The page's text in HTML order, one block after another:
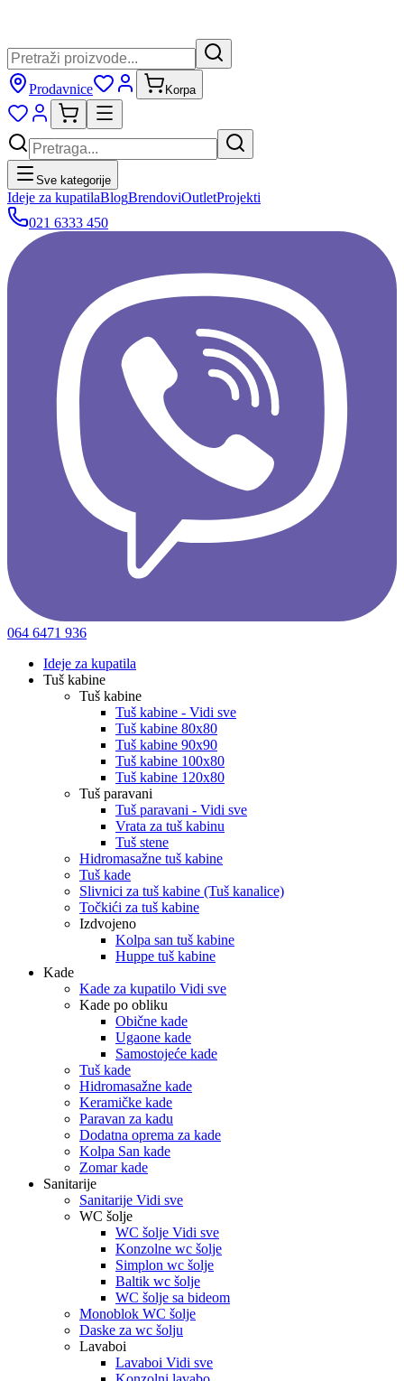
Prodavnice Korpa
Sve kategorije
Ideje za kupatilaBlogBrendoviOutletProjekti
021 6333 450
064 6471 936
Ideje za kupatila
Tuš kabine
Tuš kabine
Tuš kabine - Vidi sve
Tuš kabine 80x80
Tuš kabine 90x90
Tuš kabine 100x80
Tuš kabine 120x80
Tuš paravani
Tuš paravani - Vidi sve
Vrata za tuš kabinu
Tuš stene
Hidromasažne tuš kabine
Tuš kade
Slivnici za tuš kabine (Tuš kanalice)
Točkići za tuš kabine
Izdvojeno
Kolpa san tuš kabine
Huppe tuš kabine
Kade
Kade za kupatilo Vidi sve
Kade po obliku
Obične kade
Ugaone kade
Samostojeće kade
Tuš kade
Hidromasažne kade
Keramičke kade
Paravan za kadu
Dodatna oprema za kade
Kolpa San kade
Zomar kade
Sanitarije
Sanitarije Vidi sve
WC šolje
WC šolje Vidi sve
Konzolne wc šolje
Simplon wc šolje
Baltik wc šolje
WC šolje sa bideom
Monoblok WC šolje
Daske za wc šolju
Lavaboi
Lavaboi Vidi sve